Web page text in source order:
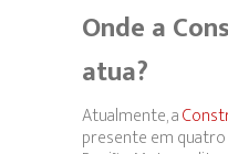
Onde a
atua?
Atualmente, a
presente em